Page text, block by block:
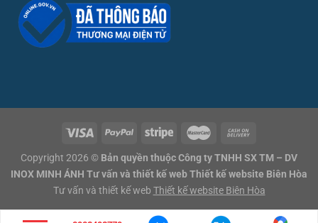
Copyright 2026 © Bản quyền thuộc Công ty TNHH SX TM – DV
INOX MINH ÁNH Tư vấn và thiết kế web Thiết kế website Biên Hòa
Tư vấn và thiết kế web Thiết kế website Biên Hòa